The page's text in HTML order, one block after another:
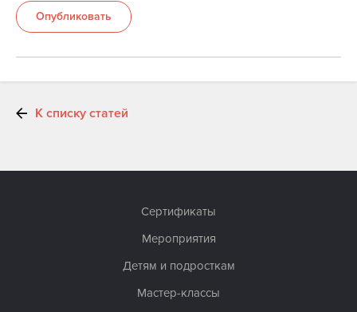
Опубликовать
К списку статей
Сертификаты
Мероприятия
Детям и подросткам
Мастер-классы